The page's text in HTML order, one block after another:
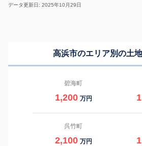
データ更新日: 2025年10月29日
高浜市のエリア別の土
碧海町
1,200 万円
呉竹町
2,100 万円